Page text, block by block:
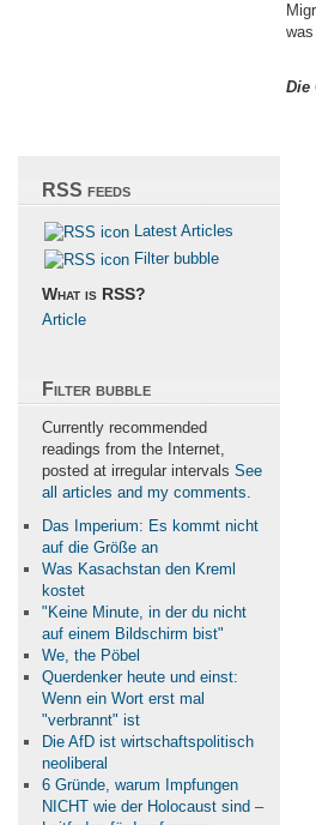
Die
RSS feeds
Latest Articles
Filter bubble
What is RSS?
Article
Filter bubble
Currently recommended
readings from the Internet,
posted at irregular intervals See
all articles and my comments.
Das Imperium: Es kommt nicht
auf die Größe an
Was Kasachstan den Kreml
kostet
"Keine Minute, in der du nicht
auf einem Bildschirm bist"
We, the Pöbel
Querdenker heute und einst:
Wenn ein Wort erst mal
"verbrannt" ist
Die AfD ist wirtschaftspolitisch
neoliberal
6 Gründe, warum Impfungen
NICHT wie der Holocaust sind –